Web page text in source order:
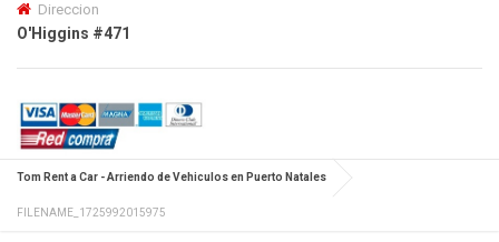
Direccion
O'Higgins #471
Tom Rent a Car - Arriendo de Vehiculos en Puerto Natales
FILENAME_1725992015975